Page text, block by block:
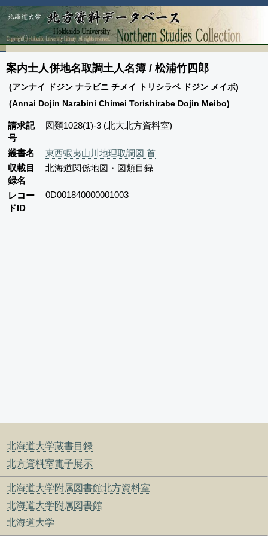
北海道大学蔵書目録
北方資料室電子展示
北海道大学附属図書館北方資料室
北海道大学附属図書館
北海道大学
案内士人併地名取調土人名簿 / 松浦竹四郎
(アンナイ ドジン ナラビニ チメイ トリシラベ ドジン メイボ)
(Annai Dojin Narabini Chimei Torishirabe Dojin Meibo)
請求記
号
図類1028(1)-3 (北大北方資料室)
叢書名
東西蝦夷山川地理取調図 首
収載目
録名
北海道関係地図・図類目録
レコー
ドID
0D001840000001003